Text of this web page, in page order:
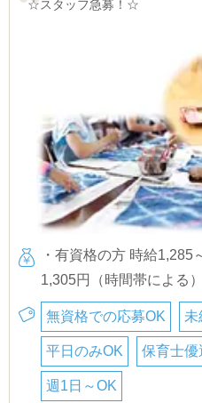
☆スタッフ急募！☆
・有資格の方 時給1,285
1,305円（時間帯による）
無資格での応募OK 未
平日のみOK 保育士優
週1日～OK